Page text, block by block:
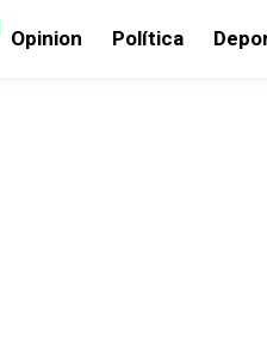
Opinion Política